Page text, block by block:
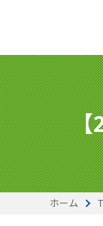
【
ホーム